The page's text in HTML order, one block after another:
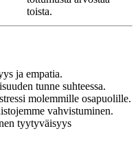
toista.
ja empatia.
tunne suhteessa.
molemmille osapuolille.
vahvistuminen.
tyytyväisyys